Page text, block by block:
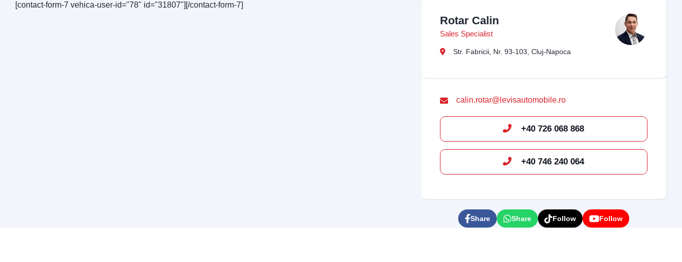
[contact-form-7 vehica-user-id="78" id="31807"][/contact-form-7]
Rotar Calin
Sales Specialist
Str. Fabricii, Nr. 93-103, Cluj-Napoca
calin.rotar@levisautomobile.ro
+40 726 068 868
+40 746 240 064
Share Share Follow Follow